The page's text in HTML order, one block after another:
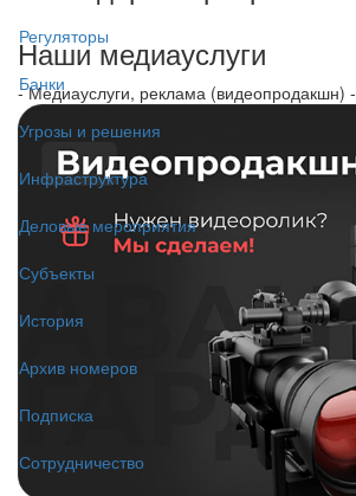
Регуляторы
Банки
Угрозы и решения
Инфраструктура
Деловые мероприятия
Субъекты
История
Архив номеров
Подписка
Сотрудничество
Наши медиауслуги
- Медиауслуги, реклама (видеопродакшн) -